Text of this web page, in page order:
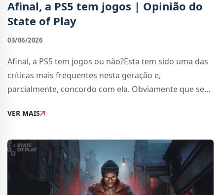
Afinal, a PS5 tem jogos | Opinião do
State of Play
03/06/2026
Afinal, a PS5 tem jogos ou não?Esta tem sido uma das
críticas mais frequentes nesta geração e,
parcialmente, concordo com ela. Obviamente que se
sobretudo se considerarmos a quantidade de lançame
VER MAIS